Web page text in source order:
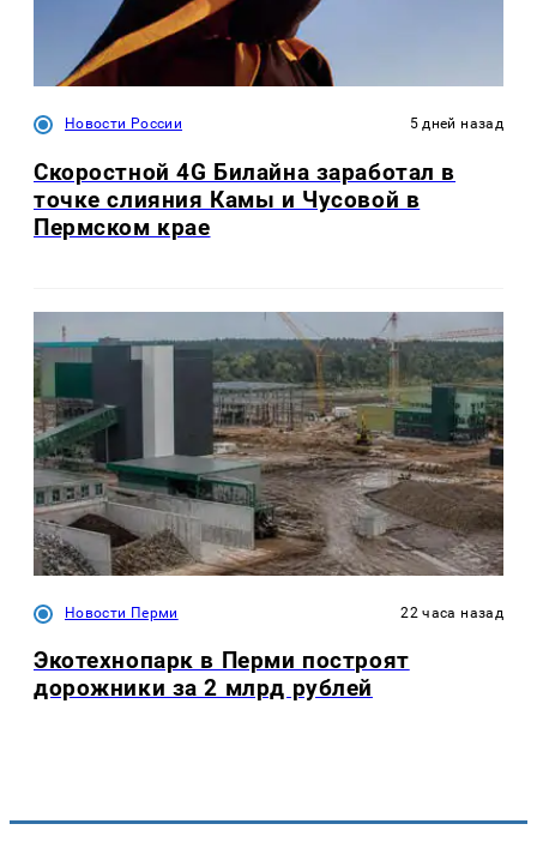
Новости России 5 дней назад
Скоростной 4G Билайна заработал в
точке слияния Камы и Чусовой в
Пермском крае
Новости Перми 22 часа назад
Экотехнопарк в Перми построят
дорожники за 2 млрд рублей